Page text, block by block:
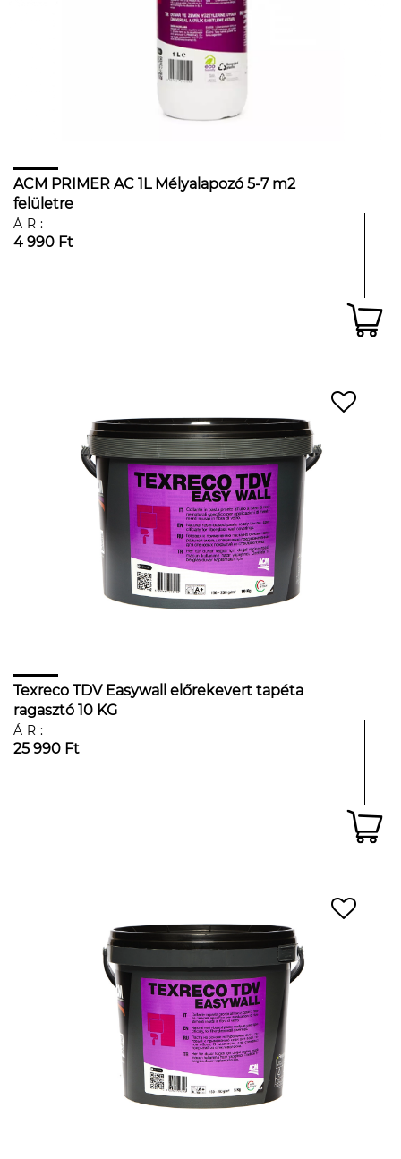
ACM PRIMER AC 1L Mélyalapozó 5-7 m2
felületre
ÁR:
4 990 Ft
Texreco TDV Easywall előrekevert tapéta
ragasztó 10 KG
ÁR:
25 990 Ft